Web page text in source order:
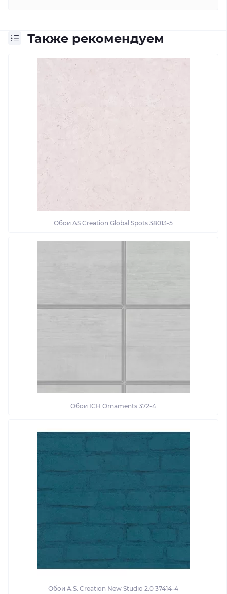
Также рекомендуем
Обои AS Creation Global Spots 38013-5
Обои ІСН Ornaments 372-4
Обои A.S. Creation New Studio 2.0 37414-4